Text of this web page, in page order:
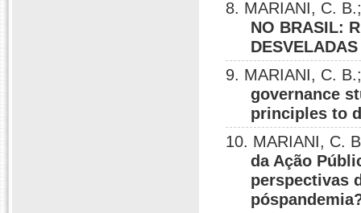
8. MARIANI, C.
NO BRASIL:
9. MARIANI, C.
governance
principles to
10. MARIANI, C.
da Ação
perspectivas